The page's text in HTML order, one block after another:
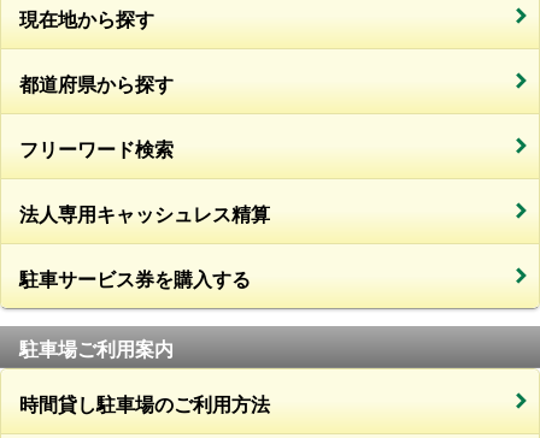
現在地から探す
都道府県から探す
フリーワード検索
法人専用キャッシュレス精算
駐車サービス券を購入する
駐車場ご利用案内
時間貸し駐車場のご利用方法